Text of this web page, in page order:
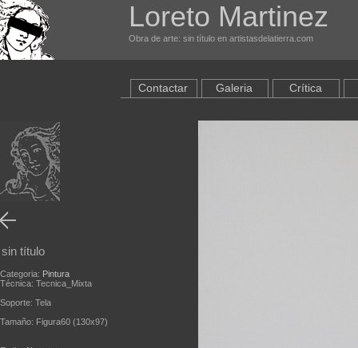
Loreto Martinez
Obra de arte: sin título en artistasdelatierra.com
sin título
Categoria: Pintura
Técnica: Tecnica_Mixta
Soporte: Tela
Tamaño: Figura60 (130x97)
Contactar Galeria Crítica